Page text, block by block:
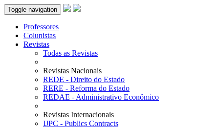
Toggle navigation
Professores
Colunistas
Revistas
Todas as Revistas
Revistas Nacionais
REDE - Direito do Estado
RERE - Reforma do Estado
REDAE - Administrativo Econômico
Revistas Internacionais
IJPC - Publics Contracts